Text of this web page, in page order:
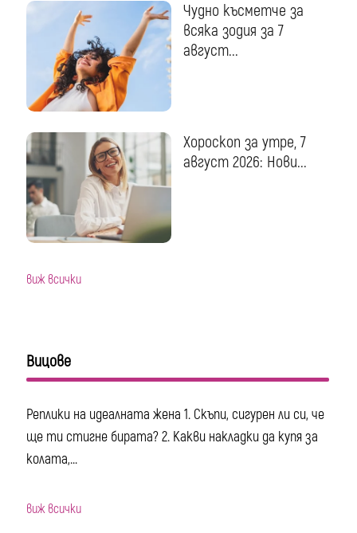
Чудно късметче за
всяка зодия за 7
август...
Хороскоп за утре, 7
август 2026: Нови...
виж всички
Вицове
Реплики на идеалната жена 1. Скъпи, сигурен ли си, че
ще ти стигне бирата? 2. Какви накладки да купя за
колата,...
виж всички